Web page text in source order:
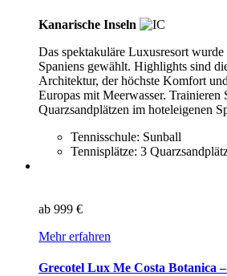
Kanarische Inseln
Das spektakuläre Luxusresort
Spaniens gewählt. Highlights sind
Architektur, der höchste Komfort
Europas mit Meerwasser. Trainieren
Quarzsandplätzen im hoteleigenen
Tennisschule: Sunball
Tennisplätze: 3
ab 999 €
Mehr erfahren
Grecotel Lux Me Costa Botanica